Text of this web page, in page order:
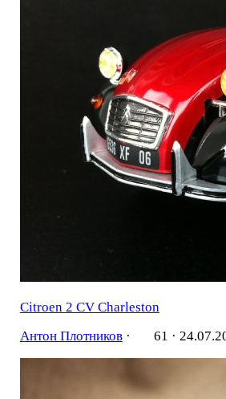
Citroen 2 CV Charleston
Антон Плотников· 61 ·